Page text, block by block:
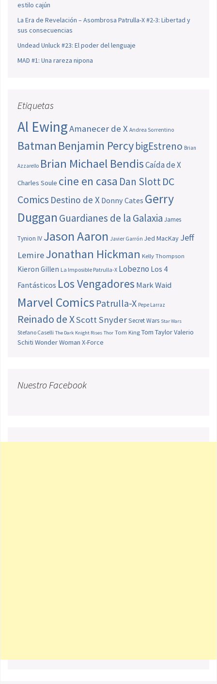
estilo cajún
La Era de Revelación – Asombrosa Patrulla-X #2-3: Libertad y
sus consecuencias
Undead Unluck #23: El poder del lenguaje
MAD #1: Una rareza nipona
Etiquetas
Al EwingAmanecer de X Andrea Sorrentino
Batman Benjamin PercybigEstreno Brian
Azzarello Brian Michael BendisCaída de X
Charles Soule cine en casa Dan SlottDC
Comics Destino de X Donny Cates Gerry
Duggan Guardianes de la Galaxia James
Tynion IV Jason Aaron Javier Garrón Jed MacKay Jeff
LemireJonathan Hickman Kelly Thompson
Kieron Gillen La Imposible Patrulla-X Lobezno Los 4
Fantásticos Los Vengadores Mark Waid
Marvel Comics Patrulla-X Pepe Larraz
Reinado de XScott SnyderSecret Wars Star Wars
Stefano Caselli The Dark Knight Rises Thor Tom King Tom TaylorValerio
Schiti Wonder Woman X-Force
Nuestro Facebook